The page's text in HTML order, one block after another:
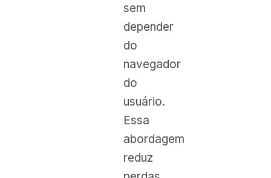
sem
depender
do
navegador
do
usuário.
Essa
abordagem
reduz